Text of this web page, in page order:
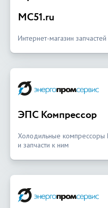
MC51.ru
Интернет-магазин
ЭПС Компрессор
Холодильные компрессоры
и запчасти к ним